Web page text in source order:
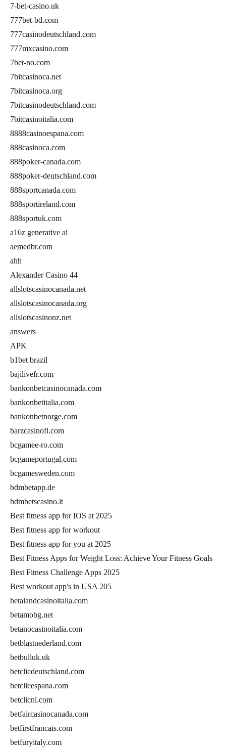
7-bet-casino.uk
777bet-bd.com
777casinodeutschland.com
777mxcasino.com
7bet-no.com
7bitcasinoca.net
7bitcasinoca.org
7bitcasinodeutschland.com
7bitcasinoitalia.com
8888casinoespana.com
888casinoca.com
888poker-canada.com
888poker-deutschland.com
888sportcanada.com
888sportireland.com
888sportuk.com
a16z generative ai
aemedbr.com
ahh
Alexander Casino 44
allslotscasinocanada.net
allslotscasinocanada.org
allslotscasinonz.net
answers
APK
b1bet brazil
bajilivefr.com
bankonbetcasinocanada.com
bankonbetitalia.com
bankonbetnorge.com
barzcasinofi.com
bcgamee-ro.com
bcgameportugal.com
bcgamesweden.com
bdmbetapp.de
bdmbetscasino.it
Best fitness app for IOS at 2025
Best fitness app for workout
Best fitness app for you at 2025
Best Fitness Apps for Weight Loss: Achieve Your Fitness Goals
Best Fitness Challenge Apps 2025
Best workout app's in USA 205
betalandcasinoitalia.com
betamobg.net
betanocasinoitalia.com
betblastnederland.com
betbulluk.uk
betclicdeutschland.com
betclicespana.com
betclicnl.com
betfaircasinocanada.com
betfirstfrancais.com
betfuryitaly.com